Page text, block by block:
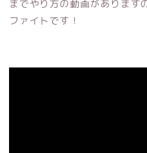
までやり方の動画があります
ファイトです！